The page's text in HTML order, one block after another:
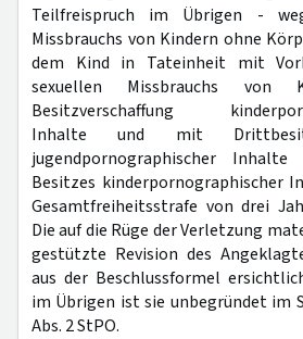
Teilfreispruch im Übrigen -
Missbrauchs von Kindern ohne
dem Kind in Tateinheit mit
sexuellen Missbrauchs von
Besitzverschaffung
Inhalte und mit
jugendpornographischer
Besitzes kinderpornographischer
Gesamtfreiheitsstrafe von drei
Die auf die Rüge der Verletzung
gestützte Revision des
aus der Beschlussformel
im Übrigen ist sie unbegründet im
Abs. 2 StPO.